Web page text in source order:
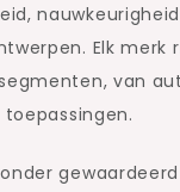
Elk merk
van